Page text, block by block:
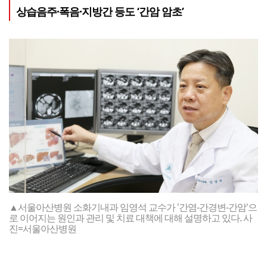
상습음주·폭음·지방간 등도 ‘간암 암초’
▲서울아산병원 소화기내과 임영석 교수가 '간염-간경변-간암'으
로 이어지는 원인과 관리 및 치료 대책에 대해 설명하고 있다. 사
진=서울아산병원